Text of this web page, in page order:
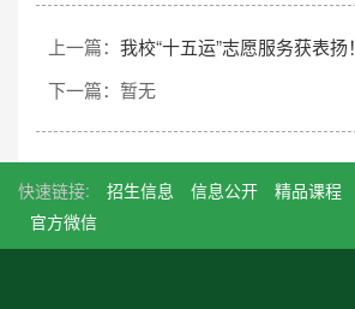
上一篇： 我校“十五运”志愿服务获表扬！
下一篇：暂无
快速链接: 招生信息 信息公开 精品课程
官方微信